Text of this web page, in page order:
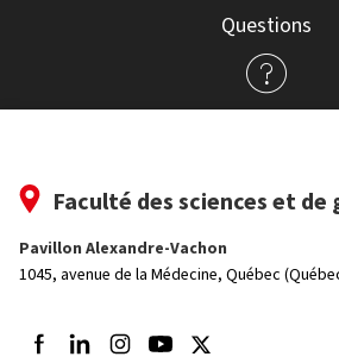
Questions
Faculté des sciences et de
Pavillon Alexandre-Vachon
1045, avenue de la Médecine, Québec
Suivez-nous sur Facebook
Suivez-nous sur LinkedIn
Suivez-nous sur Instagram
Suivez-nous sur Youtube
Suivez-nous sur